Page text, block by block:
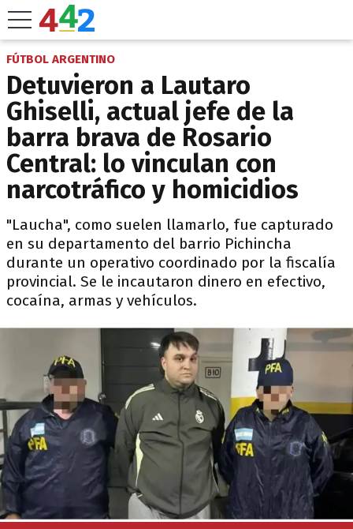
FÚTBOL ARGENTINO
Detuvieron a Lautaro
Ghiselli, actual jefe de la
barra brava de Rosario
Central: lo vinculan con
narcotráfico y homicidios
"Laucha", como suelen llamarlo, fue capturado
en su departamento del barrio Pichincha
durante un operativo coordinado por la fiscalía
provincial. Se le incautaron dinero en efectivo,
cocaína, armas y vehículos.